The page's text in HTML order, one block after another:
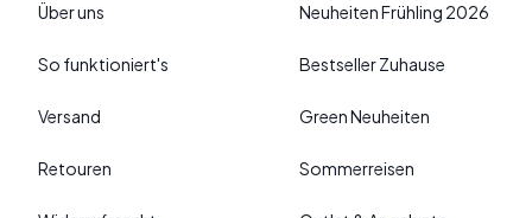
Über uns
So funktioniert's
Versand
Retouren
Neuheiten Frühling 2026
Bestseller Zuhause
Green Neuheiten
Sommerreisen